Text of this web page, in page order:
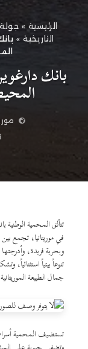
الرئيسية »
التاريخية »
بانك
تتألق المحمية
في موريتانيا، تجمع
تنوعاً بيئياً استثنائياً،
جمال الطبيعة
تستضيف المحمية